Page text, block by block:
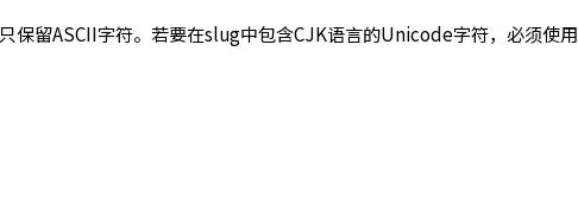
只保留ASCII字符。若要在slug中包含CJK语言的Unicode字符，必须使用